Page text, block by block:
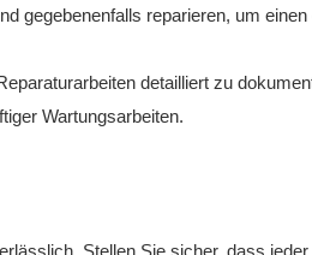
gegebenenfalls reparieren, um
detailliert zu
Wartungsarbeiten.